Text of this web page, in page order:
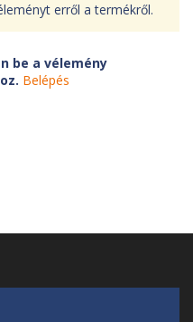
erről a termékről.
be a vélemény
Belépés